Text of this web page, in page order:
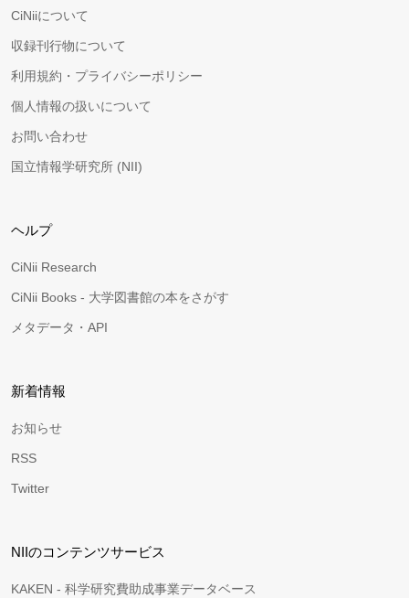
CiNiiについて
収録刊行物について
利用規約・プライバシーポリシー
個人情報の扱いについて
お問い合わせ
国立情報学研究所 (NII)
ヘルプ
CiNii Research
CiNii Books - 大学図書館の本をさがす
メタデータ・API
新着情報
お知らせ
RSS
Twitter
NIIのコンテンツサービス
KAKEN - 科学研究費助成事業データベース